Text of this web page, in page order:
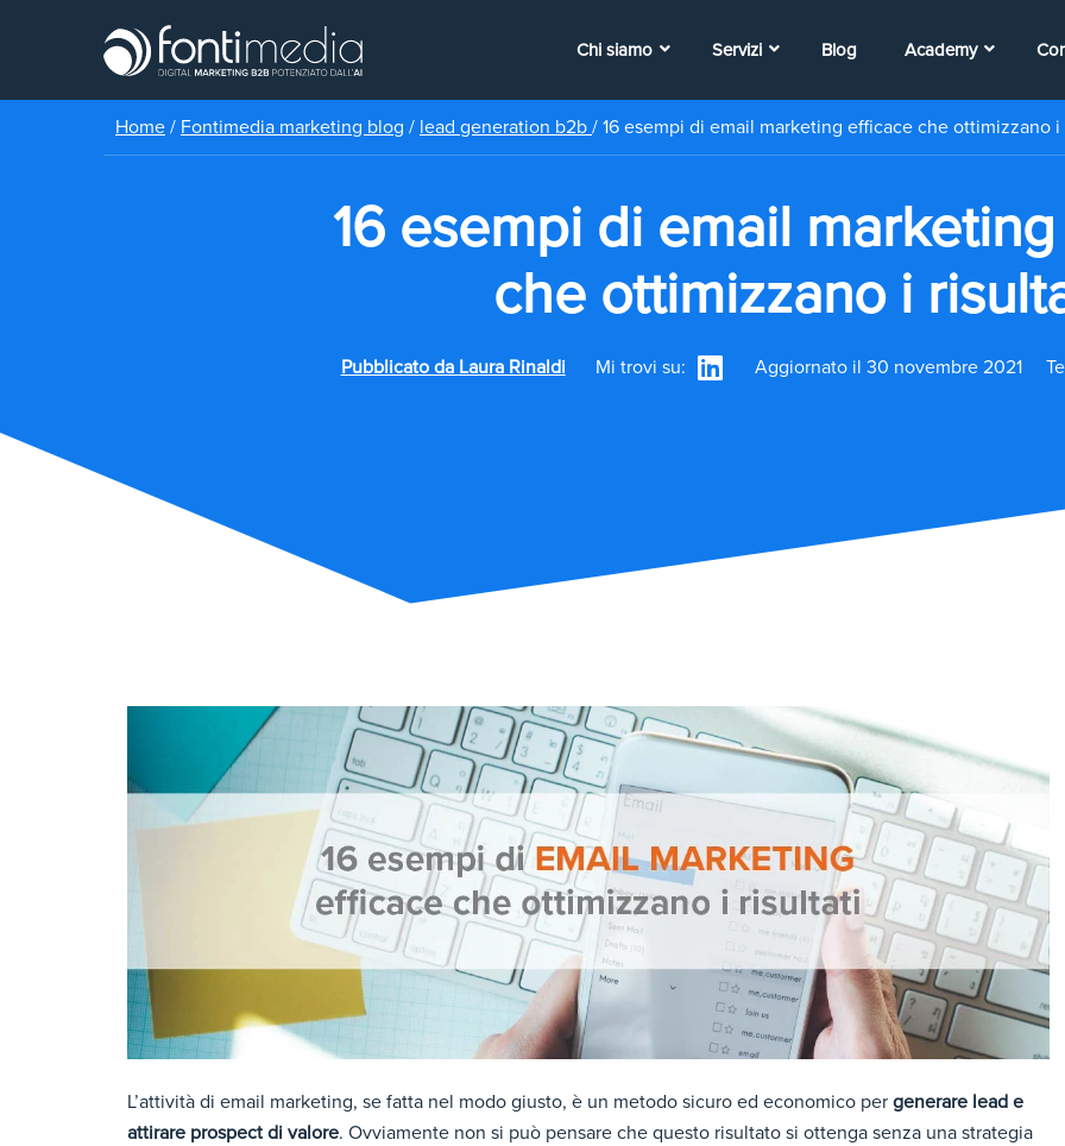
Chi siamo Servizi Blog Academy
Home / Fontimedia marketing blog / lead generation b2b / 16 esempi di email marketing efficace che ottimizzano
16 esempi di email
che ottimizzano i
Pubblicato da Laura Rinaldi Mi trovi su: Aggiornato il 30 novembre 2021
L’attività di email marketing, se fatta nel modo giusto, è un metodo sicuro ed economico per generare lead e
attirare prospect di valore. Ovviamente non si può pensare che questo risultato si ottenga senza una strategia